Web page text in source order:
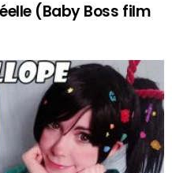
(Baby Boss film